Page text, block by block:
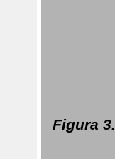
Figura 3.